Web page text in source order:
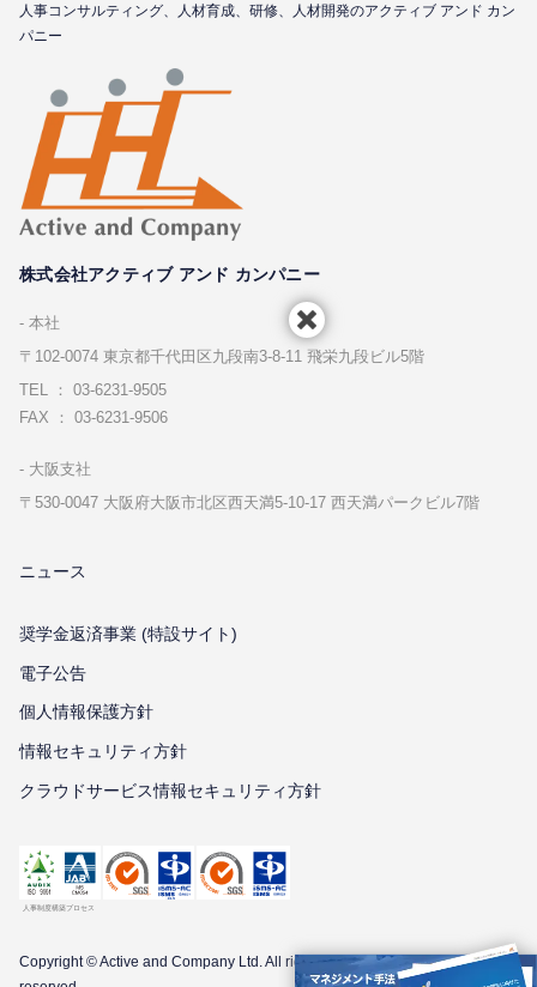
⼈事コンサルティング、⼈材育成、研修、⼈材開発のアクティブ アンド カン
パニー
株式会社アクティブ アンド カンパニー
本社
〒102-0074 東京都千代⽥区九段南3-8-11 飛栄九段ビル5階
TEL ： 03-6231-9505
FAX ： 03-6231-9506
⼤阪⽀社
〒530-0047 ⼤阪府⼤阪市北区⻄天満5-10-17 ⻄天満パークビル7階
ニュース
奨学金返済事業 (特設サイト)
電子公告
個⼈情報保護⽅針
情報セキュリティ⽅針
クラウドサービス情報セキュリティ方針
Copyright © Active and Company Ltd. All rights